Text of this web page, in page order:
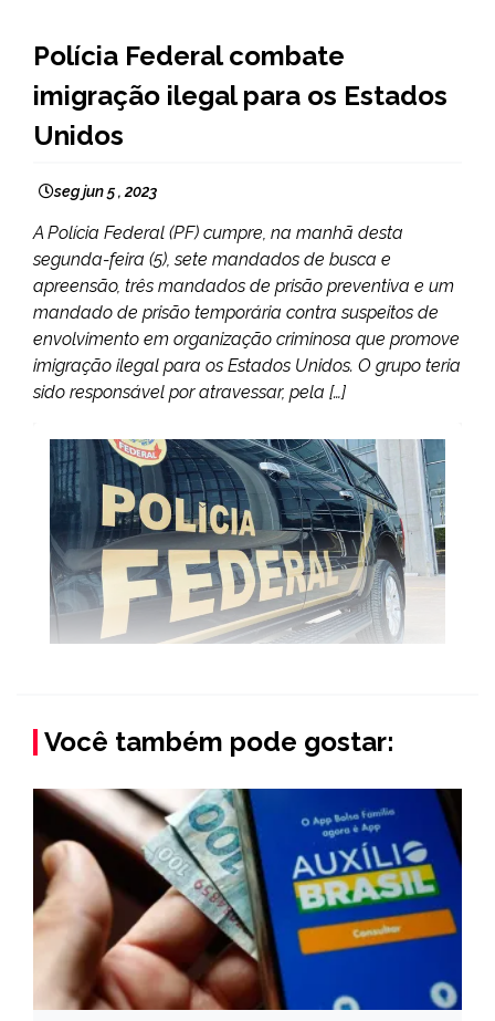
MINAS
GERAIS
NOTÍCIAS
Polícia Federal combate
imigração ilegal para os Estados
Unidos
seg jun 5 , 2023
A Polícia Federal (PF) cumpre, na manhã desta
segunda-feira (5), sete mandados de busca e
apreensão, três mandados de prisão preventiva e um
mandado de prisão temporária contra suspeitos de
envolvimento em organização criminosa que promove
imigração ilegal para os Estados Unidos. O grupo teria
sido responsável por atravessar, pela […]
Você também pode gostar: